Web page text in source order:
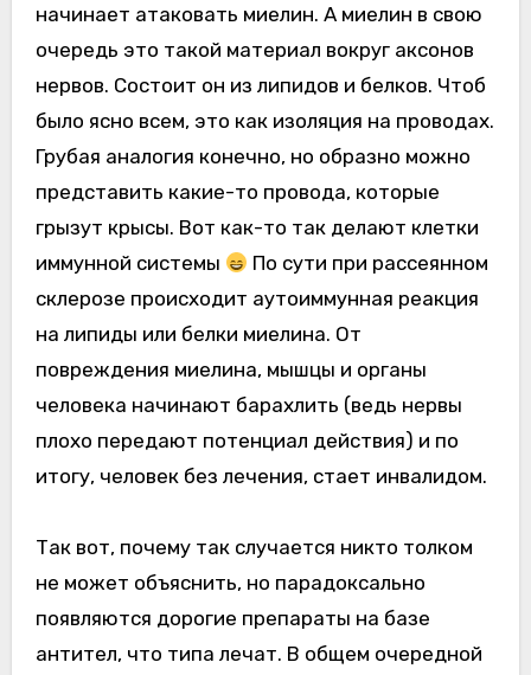
начинает атаковать миелин. А миелин в свою
очередь это такой материал вокруг аксонов
нервов. Состоит он из липидов и белков. Чтоб
было ясно всем, это как изоляция на проводах.
Грубая аналогия конечно, но образно можно
представить какие-то провода, которые
грызут крысы. Вот как-то так делают клетки
иммунной системы
По сути при рассеянном
склерозе происходит аутоиммунная реакция
на липиды или белки миелина. От
повреждения миелина, мышцы и органы
человека начинают барахлить (ведь нервы
плохо передают потенциал действия) и по
итогу, человек без лечения, стает инвалидом.
Так вот, почему так случается никто толком
не может объяснить, но парадоксально
появляются дорогие препараты на базе
антител, что типа лечат. В общем очередной